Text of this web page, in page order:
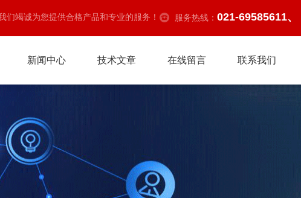
竭诚为您提供合格产品和专业的服务！ 服务热线： 021-69585611、
新闻中心 技术文章 在线留言 联系我们